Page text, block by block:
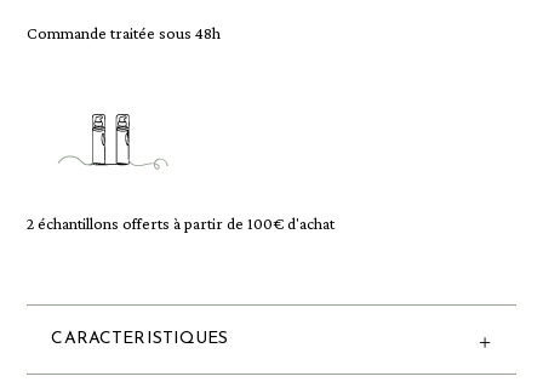
Commande traitée sous 48h
2 échantillons offerts à partir de 100€ d'achat
CARACTERISTIQUES